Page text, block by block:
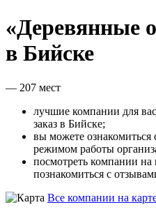
«Деревянные
в Бийске
— 207 мест
лучшие компании для
заказ в Бийске;
вы можете ознакомиться
режимом работы
посмотреть компании на
познакомиться с
Все компании на